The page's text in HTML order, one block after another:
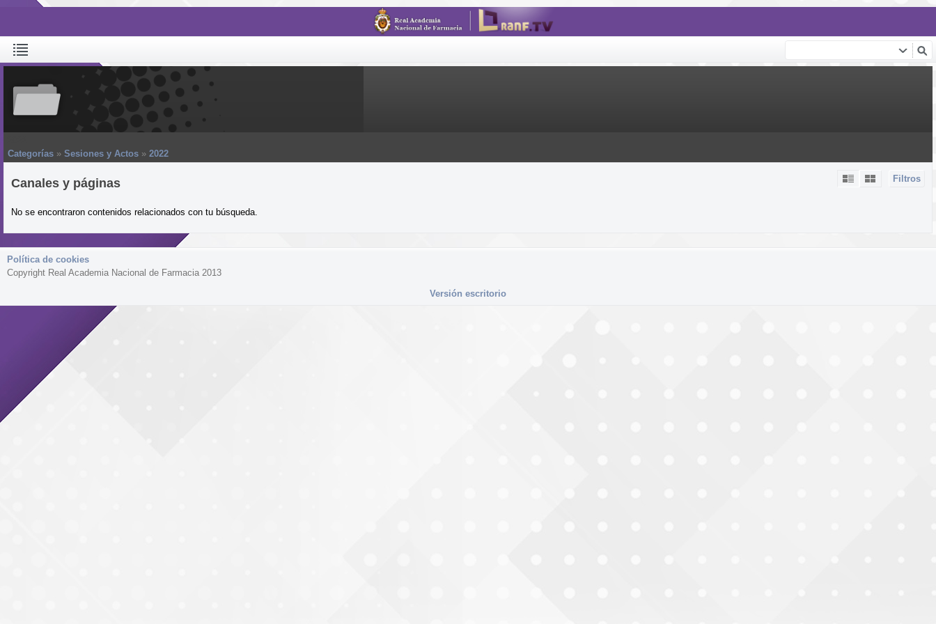
Categorías » Sesiones y Actos » 2022
Filtros
Canales y páginas
No se encontraron contenidos relacionados con tu búsqueda.
Política de cookies
Copyright Real Academia Nacional de Farmacia 2013
Versión escritorio